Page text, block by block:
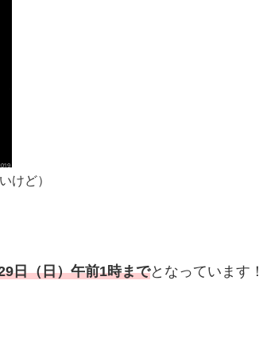
けど）
日（日）午前1時までとなっています！